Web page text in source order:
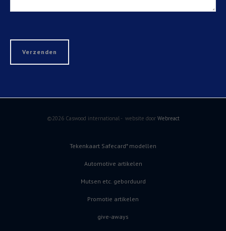
©2026 Caswood international - website door Webreact
Tekenkaart Safecard* modellen
Automotive artikelen
Mutsen etc. geborduurd
Promotie artikelen
give-aways